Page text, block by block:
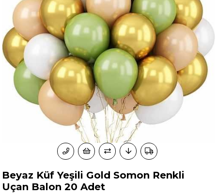
Beyaz Küf Yeşili Gold Somon Renkli
Uçan Balon 20 Adet